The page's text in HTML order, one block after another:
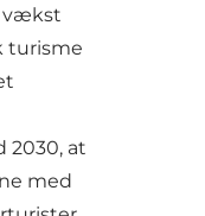
vækst
turisme
2030, at
med